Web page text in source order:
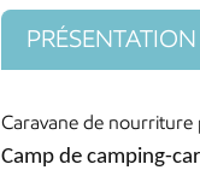
Caravane de
Camp de camping-car